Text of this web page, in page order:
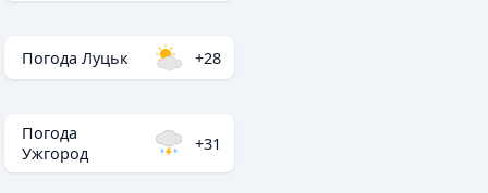
Погода Луцьк +28
Погода
Ужгород
+31